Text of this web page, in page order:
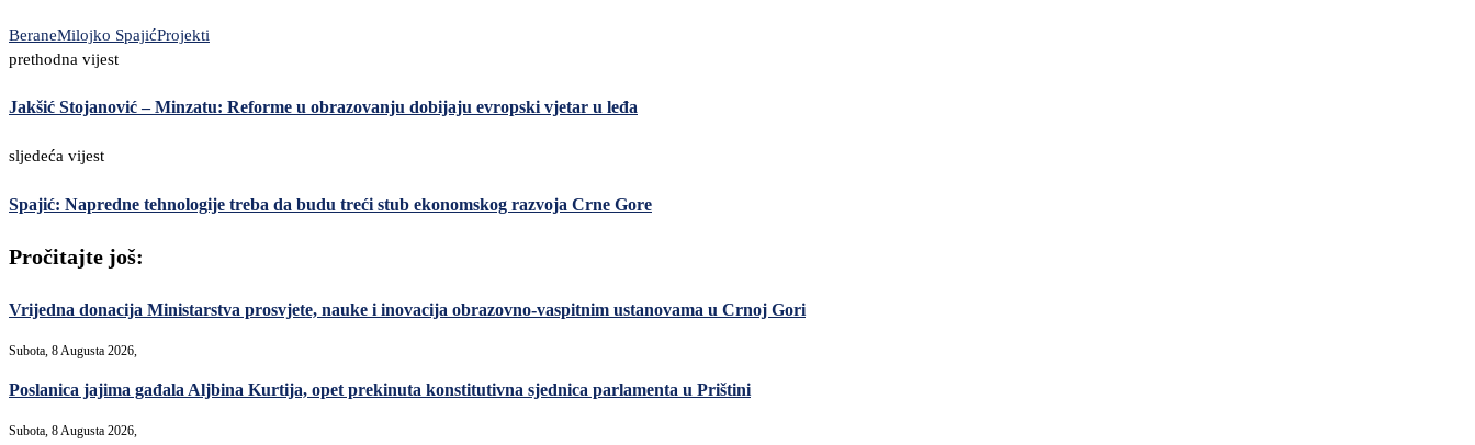
BeraneMilojko SpajićProjekti
prethodna vijest
Jakšić Stojanović – Minzatu: Reforme u obrazovanju dobijaju evropski vjetar u leđa
sljedeća vijest
Spajić: Napredne tehnologije treba da budu treći stub ekonomskog razvoja Crne Gore
Pročitajte još:
Vrijedna donacija Ministarstva prosvjete, nauke i inovacija obrazovno-vaspitnim ustanovama u Crnoj Gori
Subota, 8 Augusta 2026,
Poslanica jajima gađala Aljbina Kurtija, opet prekinuta konstitutivna sjednica parlamenta u Prištini
Subota, 8 Augusta 2026,